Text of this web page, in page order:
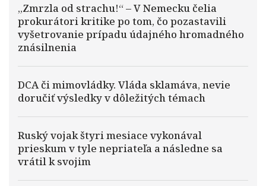
„Zmrzla od strachu!“ – V Nemecku čelia
prokurátori kritike po tom, čo pozastavili
vyšetrovanie prípadu údajného hromadného
znásilnenia
DCA či mimovládky. Vláda sklamáva, nevie
doručiť výsledky v dôležitých témach
Ruský vojak štyri mesiace vykonával
prieskum v tyle nepriateľa a následne sa
vrátil k svojim